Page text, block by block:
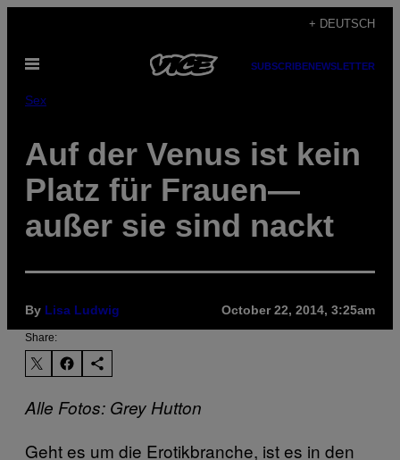
content
+ DEUTSCH
Open
SUBSCRIBENEWSLETTER
Sex
Auf der Venus ist kein
Platz für Frauen—
außer sie sind nackt
By Lisa Ludwig October 22, 2014, 3:25am
Share:
Alle Fotos: Grey Hutton
Geht es um die Erotikbranche, ist es in den